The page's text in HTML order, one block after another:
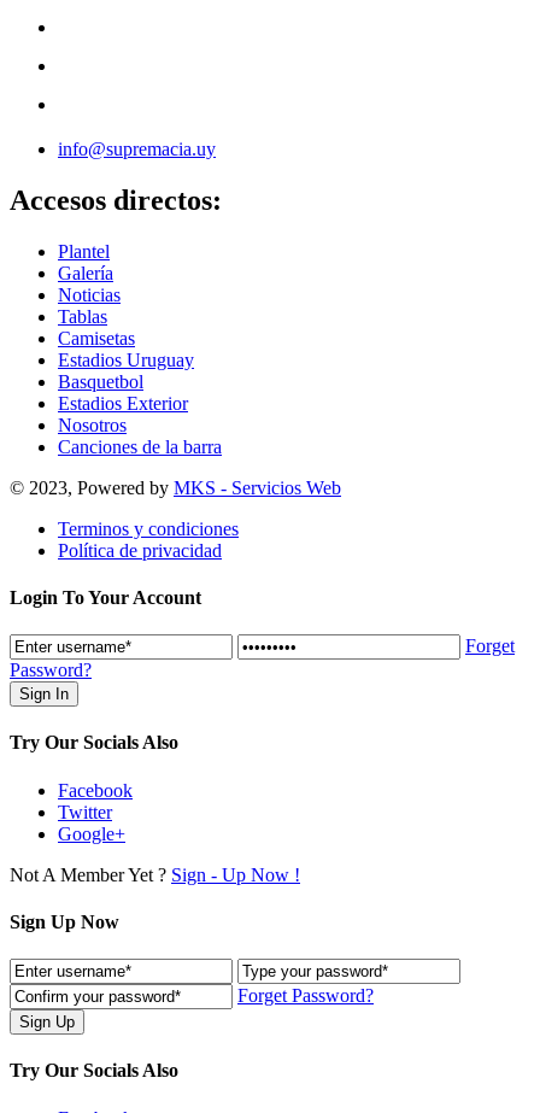
info@supremacia.uy
Accesos directos:
Plantel
Galería
Noticias
Tablas
Camisetas
Estadios Uruguay
Basquetbol
Estadios Exterior
Nosotros
Canciones de la barra
© 2023, Powered by MKS - Servicios Web
Terminos y condiciones
Política de privacidad
Login To Your Account
Forget
Password?
Try Our Socials Also
Facebook
Twitter
Google+
Not A Member Yet ? Sign - Up Now !
Sign Up Now
Forget Password?
Try Our Socials Also